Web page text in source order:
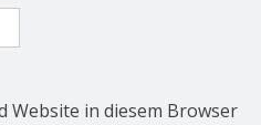
Website in diesem Browser